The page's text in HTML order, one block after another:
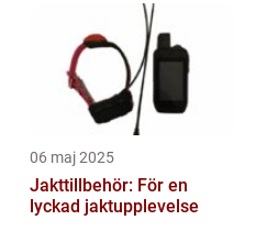
06 maj 2025
Jakttillbehör: För en
lyckad jaktupplevelse